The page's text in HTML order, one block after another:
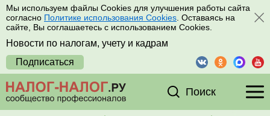
Мы используем файлы Cookies для улучшения работы сайта
согласно Политике использования Cookies . Оставаясь на
сайте, Вы соглашаетесь с использованием Cookies.
Новости по налогам, учету и кадрам
Подписаться
Поиск